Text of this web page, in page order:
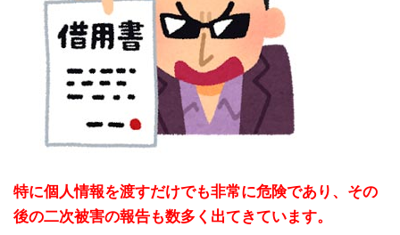
特に個人情報を渡すだけでも非常に危険であり、その
後の二次被害の報告も数多く出てきています。